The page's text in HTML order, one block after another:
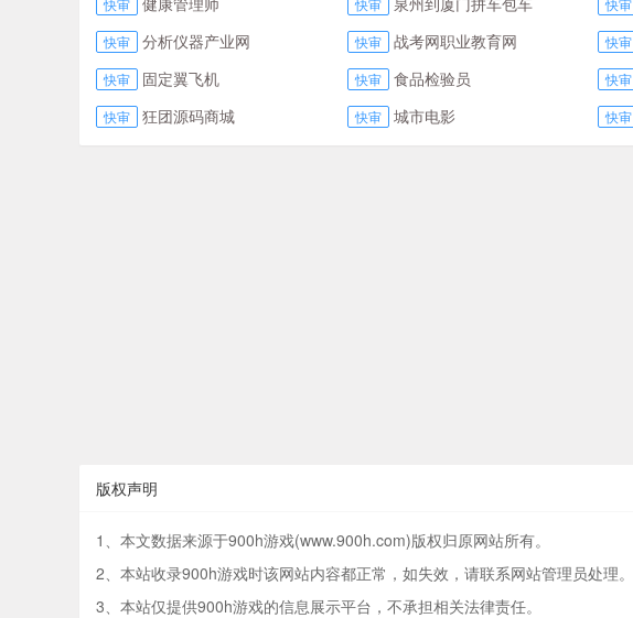
快审 快审 快审
快审 分析仪器产业网 快审 战考网职业教育网 快审
快审 固定翼飞机 快审 食品检验员 快审
快审 狂团源码商城 快审 城市电影 快审
版权声明
1、本文数据来源于900h游戏(www.900h.com)版权归原网站所有。
2、本站收录900h游戏时该网站内容都正常，如失效，请联系网站管理员处理。
3、本站仅提供900h游戏的信息展示平台，不承担相关法律责任。